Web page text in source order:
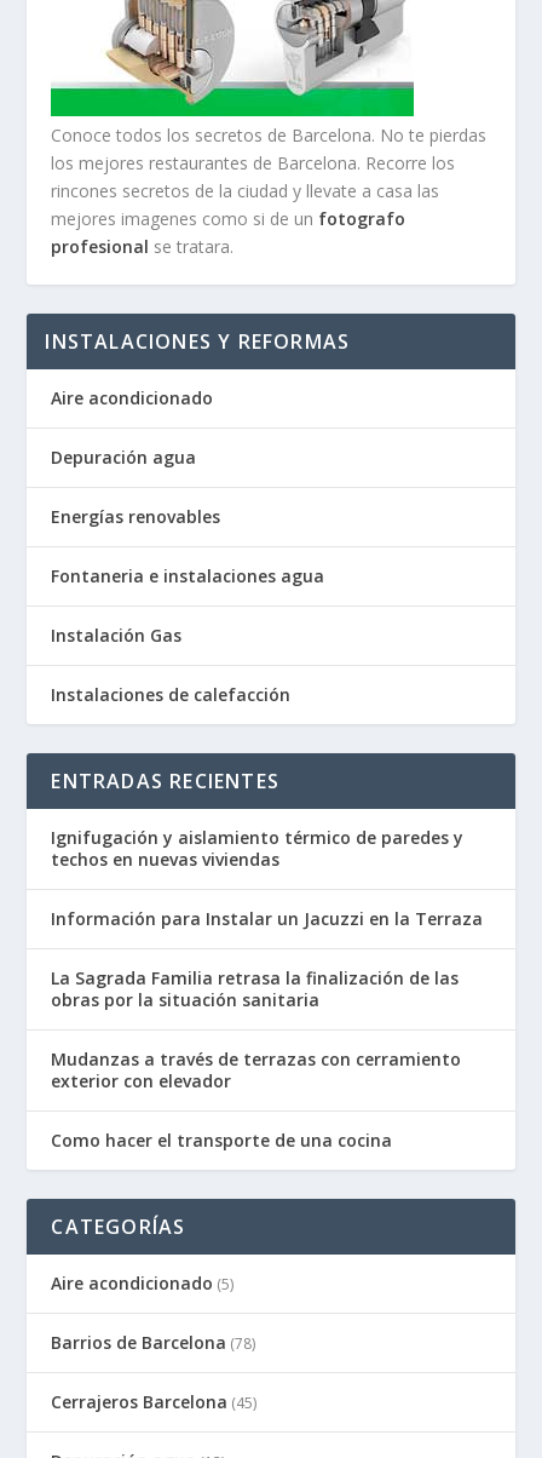
Conoce todos los secretos de Barcelona. No te pierdas
los mejores restaurantes de Barcelona. Recorre los
rincones secretos de la ciudad y llevate a casa las
mejores imagenes como si de un fotografo
profesional se tratara.
INSTALACIONES Y REFORMAS
Aire acondicionado
Depuración agua
Energías renovables
Fontaneria e instalaciones agua
Instalación Gas
Instalaciones de calefacción
ENTRADAS RECIENTES
Ignifugación y aislamiento térmico de paredes y
techos en nuevas viviendas
Información para Instalar un Jacuzzi en la Terraza
La Sagrada Familia retrasa la finalización de las
obras por la situación sanitaria
Mudanzas a través de terrazas con cerramiento
exterior con elevador
Como hacer el transporte de una cocina
CATEGORÍAS
Aire acondicionado (5)
Barrios de Barcelona (78)
Cerrajeros Barcelona (45)